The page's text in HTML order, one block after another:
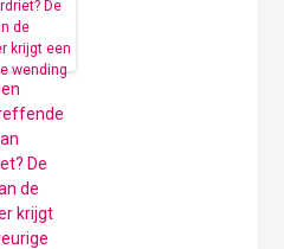
De
de
krijgt